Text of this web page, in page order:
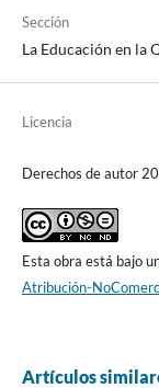
Sección
La Educación en la
Licencia
Derechos de autor
Esta obra está bajo
Atribución-
Artículos